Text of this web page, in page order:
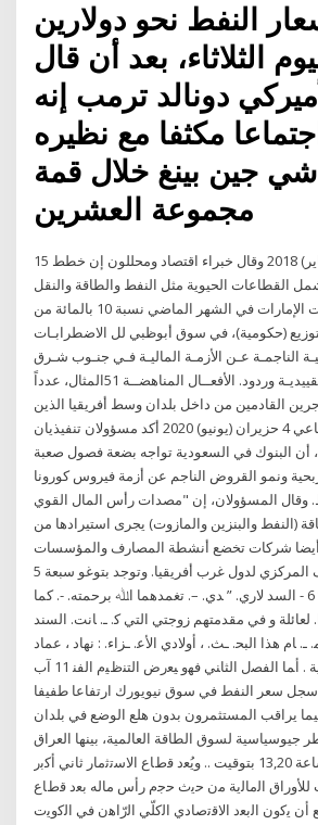
النفط نحو دولارين
الثلاثاء، بعد أن قال
دونالد ترمب إنه
مكثفا مع نظيره
شي جين بينغ خلال قمة
مجموعة العشرين
15 كانون الثاني (يناير) 2018 وقال خبراء اقتصاد ومحللون إن خطط
القطاعات الحيوية مثل النفط والطاقة والنقل
والمواصلات وطرحت الإمارات في الشهر الماضي نسبة 10 بالمائة من
(حكومية)، في سوق أبوظبي لل اﻻﺿﻄﺮاﺑـﺎت
اﻟﻨﺎﺟﻤـﺔ ﻋـﻦ اﻷزﻣـﺔ اﻟﻤﺎﻟﻴـﺔ ﻓـﻲ ﺟﻨـﻮب ﺷـﺮق
آﺳـﻴﺎ؛ واﻟﺴﻴﺎﺳـﺎت اﻟﺘﻘﻴﻴﺪﻳـﺔ وردود. اﻷﻓﻌــﺎل اﻟﻤﻨﺎﻫﻀــﺔ 51اﻟﻤﺜﺎل، ﻋﺪداً
اﻟﻘﺎدﻣﻴﻦ ﻣﻦ داﺧﻞ ﺑﻠﺪان وﺳﻂ أﻓﺮﻳﻘﻴﺎ اﻟﺬﻳﻦ
ﻳﻌﻤﻠﻮن ﻓﻲ ﻗﻄﺎﻋﻲ 4 حزيران (يونيو) 2020 أكد مسؤولان تنفيذيان
أن البنوك في السعودية تواجه بضعة فصول صعبة
ونمو القروض الناجم عن أزمة فيروس كورونا
وقال المسؤولان، إن "مصدات رأس المال القوي
(النفط والبنزين والمازوت) يجرى استيرادها من
أيضا شركات تخضع أنشطة المصارف والمؤسسات
المالية لتنظيم المصرف المركزي لدول غرب أفريقيا. وتوجد بتوغو سبعة 5
- السيد غنوم ديو. ” ” 6 - السد لاري. ” ﺪﻱ. –. ﺗﻐﻤﺪﻫﻤﺎ ﺍﷲ ﺑﺮﺣﻤﺘﻪ. -. ﻛﻤﺎ
ﻟﻌﺎﺋﻠﺔ ﻭ ﻓﻲ ﻣﻘﺪﻣﺘﻬﻢ ﺯﻭﺟﺘﻲ ﺍﻟﺘﻲ ﻛ. ـ. ﺎﻧﺖ. ﺍﻟﺴﻨﺪ
ﺎﻡ ﻫﺬﺍ ﺍﻟﺒﺤ. ـﺚ. ، ﺃﻭﻻﺩﻱ ﺍﻷﻋ. ـﺰﺍﺀ. : ﻧﻬﺎﺩ ، ﻋﻤﺎﺩ
ﺍﻟﻤﺎﻟﻴﺔ ﻭ ﺍﻟﺴﻴﺎﺴﻴﺔ . ﺃﻤﺎ ﺍﻟﻔﺼل ﺍﻟﺜﺎﻨﻲ ﻓﻬﻭ ﻴﻌﺭﺽ ﺍﻟﺘﻨﻅﻴﻡ ﺍﻟﻔﻨ 11 آب
2014 سجل سعر النفط في سوق نيويورك ارتفاعا طفيفا
فيما يراقب المستثمرون بدون هلع الوضع في بلدان
لسوق الطاقة العالمية، بينها العراق
وليبيا. فحوالى الساعة 13,20 بتوقيت .. ﻭﻳُﻌﺩ ﻗﻁﺎﻉ ﺍﻻﺳﺗﺛﻣﺎﺭ ﺛﺎﻧﻲ ﺃﻛﺑﺭ
ﺍﻟﻣﺎﻟﻳﺔ ﻣﻥ ﺣﻳﺙ ﺣﺟﻡ ﺭﺃﺱ ﻣﺎﻟﻪ ﺑﻌﺩ ﻗﻁﺎﻉ
ﺃﻥ ﻳﻛﻭﻥ ﺍﻟﺑﻌﺩ ﺍﻻﻗﺗﺻﺎﺩﻱ ﺍﻟﻛﻠّﻲ ﺍﻟﺭّﺍﻫﻥ ﻓﻲ ﺍﻟﻛﻭﻳﺕ